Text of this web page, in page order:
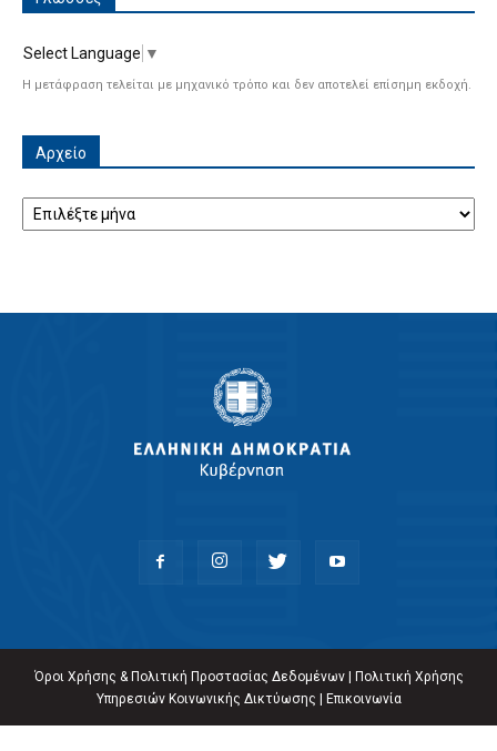
Select Language ▼
Η μετάφραση τελείται με μηχανικό τρόπο και δεν αποτελεί επίσημη εκδοχή.
Αρχείο
Αρχείο
Όροι Χρήσης & Πολιτική Προστασίας Δεδομένων|
Πολιτική Χρήσης
Υπηρεσιών Κοινωνικής Δικτύωσης
Επικοινωνία